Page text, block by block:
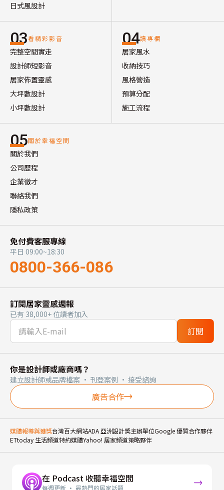
日式風設計
03看精彩影音
完整空間實走
設計師短影音
居家佈置靈感
大坪數設計
小坪數設計
04讀專欄
居家風水
收納技巧
風格營造
預算分配
施工流程
05關於幸福空間
關於我們
公司歷程
企業徵才
聯絡我們
隱私政策
免付費客服專線
平日 09:00~18:30
0800-366-086
訂閱居家靈感週報
已有 38,000+ 位讀者加入
訂閱
你是設計師或廠商嗎？
建立設計師或品牌檔案 · 刊登案例 · 接受諮詢
廣告合作
媒體報導與獲獎台灣百大網站ADA 亞洲設計獎主辦單位Google 優質合作夥伴
ETtoday 生活頻道特約媒體Yahoo! 居家頻道策略夥伴
在 Podcast 收聽幸福空間
每週更新 · 最熱門的居家話題